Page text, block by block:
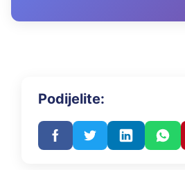
Podijelite: